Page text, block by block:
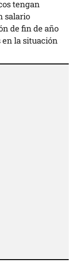
tengan
salario
de fin de año
en la situación